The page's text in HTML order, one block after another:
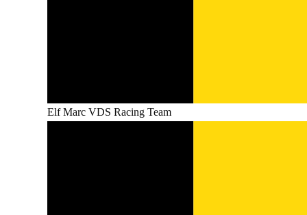
Elf Marc VDS Racing Team